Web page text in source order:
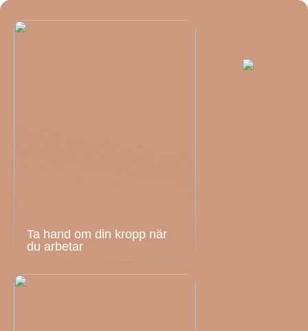
Ta hand om din kropp när
du arbetar